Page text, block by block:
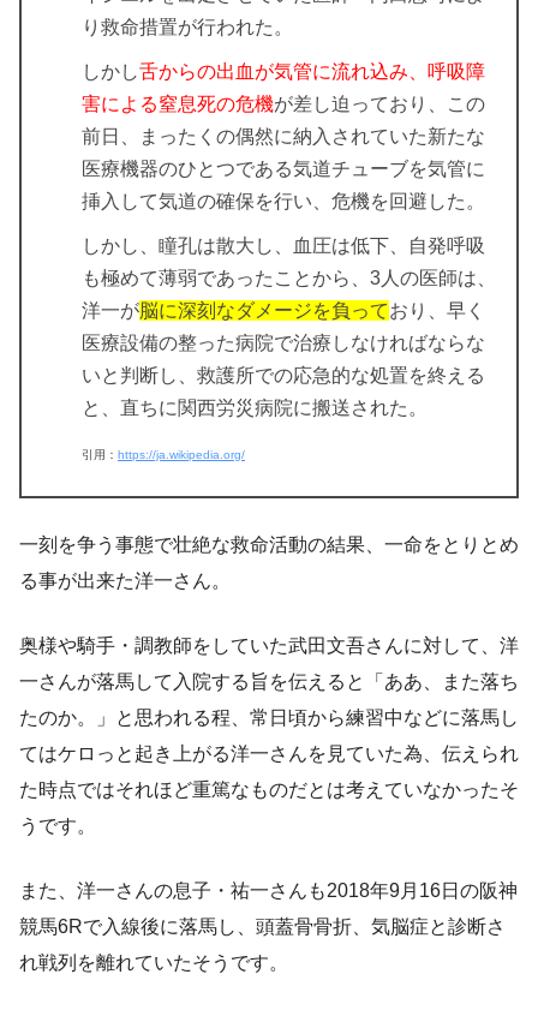
り救命措置が行われた。
しかし舌からの出血が気管に流れ込み、呼吸障
害による窒息死の危機が差し迫っており、この
前日、まったくの偶然に納入されていた新たな
医療機器のひとつである気道チューブを気管に
挿入して気道の確保を行い、危機を回避した。
しかし、瞳孔は散大し、血圧は低下、自発呼吸
も極めて薄弱であったことから、3人の医師は、
洋一が脳に深刻なダメージを負っており、早く
医療設備の整った病院で治療しなければならな
いと判断し、救護所での応急的な処置を終える
と、直ちに関西労災病院に搬送された。
引用： https://ja.wikipedia.org/
一刻を争う事態で壮絶な救命活動の結果、一命をとりとめ
る事が出来た洋一さん。
奥様や騎手・調教師をしていた武田文吾さんに対して、洋
一さんが落馬して入院する旨を伝えると「ああ、また落ち
たのか。」と思われる程、常日頃から練習中などに落馬し
てはケロっと起き上がる洋一さんを見ていた為、伝えられ
た時点ではそれほど重篤なものだとは考えていなかったそ
うです。
また、洋一さんの息子・祐一さんも2018年9月16日の阪神
競馬6Rで入線後に落馬し、 頭蓋骨骨折、気脳症と診断さ
れ戦列を離れていたそうです。